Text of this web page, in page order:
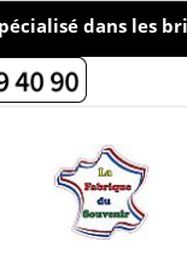
spécialisé dans